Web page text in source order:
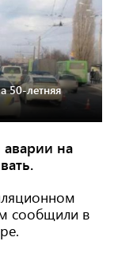
50-летняя
на
сообщили в